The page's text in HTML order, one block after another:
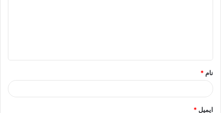
*
نام *
ایمیل *